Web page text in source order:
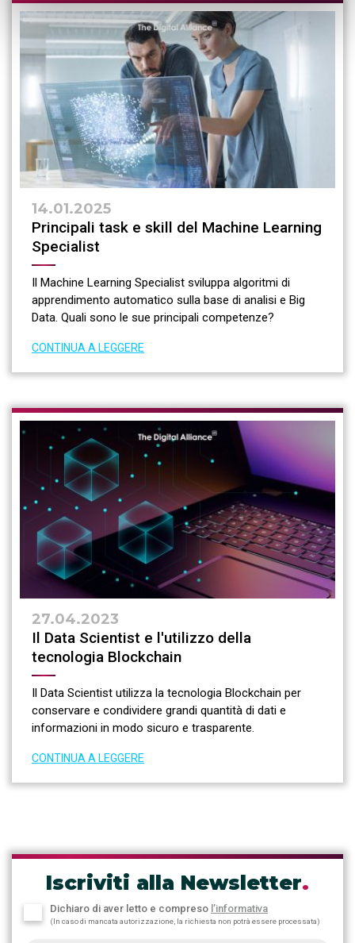
14.01.2025
Principali task e skill del Machine Learning
Specialist
Il Machine Learning Specialist sviluppa algoritmi di
apprendimento automatico sulla base di analisi e Big
Data. Quali sono le sue principali competenze?
CONTINUA A LEGGERE
27.04.2023
Il Data Scientist e l'utilizzo della
tecnologia Blockchain
Il Data Scientist utilizza la tecnologia Blockchain per
conservare e condividere grandi quantità di dati e
informazioni in modo sicuro e trasparente.
CONTINUA A LEGGERE
Iscriviti alla Newsletter.
Dichiaro di aver letto e compreso l’informativa
(In caso di mancata autorizzazione, la richiesta non potrà essere processata)